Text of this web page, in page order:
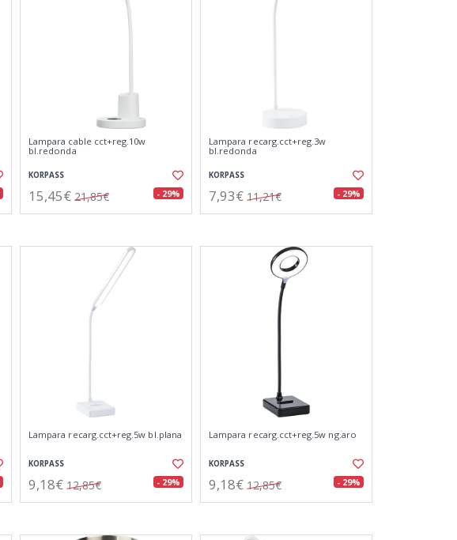
Lampara cable cct+reg.10w
bl.redonda
KORPASS
15,45€ 21,85€ - 29%
Lampara recarg.cct+reg.3w
bl.redonda
KORPASS
7,93€ 11,21€ - 29%
Lampara recarg.cct+reg.5w bl.plana
KORPASS
9,18€ 12,85€ - 29%
Lampara recarg.cct+reg.5w ng.aro
KORPASS
9,18€ 12,85€ - 29%